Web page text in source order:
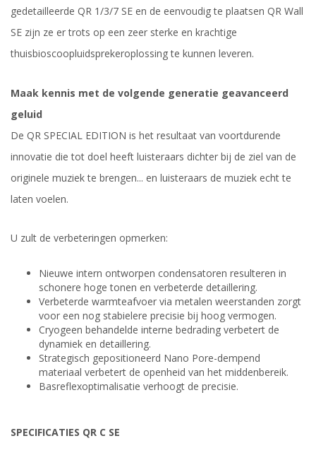
gedetailleerde QR 1/3/7 SE en de eenvoudig te plaatsen QR Wall
SE zijn ze er trots op een zeer sterke en krachtige
thuisbioscoopluidsprekeroplossing te kunnen leveren.
Maak kennis met de volgende generatie geavanceerd
geluid
De QR SPECIAL EDITION is het resultaat van voortdurende
innovatie die tot doel heeft luisteraars dichter bij de ziel van de
originele muziek te brengen... en luisteraars de muziek echt te
laten voelen.
U zult de verbeteringen opmerken:
Nieuwe intern ontworpen condensatoren resulteren in
schonere hoge tonen en verbeterde detaillering.
Verbeterde warmteafvoer via metalen weerstanden zorgt
voor een nog stabielere precisie bij hoog vermogen.
Cryogeen behandelde interne bedrading verbetert de
dynamiek en detaillering.
Strategisch gepositioneerd Nano Pore-dempend
materiaal verbetert de openheid van het middenbereik.
Basreflexoptimalisatie verhoogt de precisie.
SPECIFICATIES QR C SE